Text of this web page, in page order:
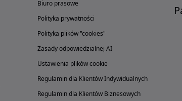
Biuro prasowe
Polityka prywatności
Polityka plików "cookies"
Zasady odpowiedzialnej AI
Ustawienia plików cookie
Regulamin dla Klientów Indywidualnych
Regulamin dla Klientów Biznesowych